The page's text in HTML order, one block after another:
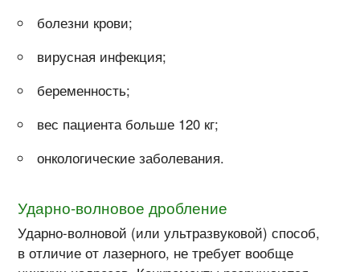
болезни крови;
вирусная инфекция;
беременность;
вес пациента больше 120 кг;
онкологические заболевания.
Ударно-волновое дробление
Ударно-волновой (или ультразвуковой) способ,
в отличие от лазерного, не требует вообще